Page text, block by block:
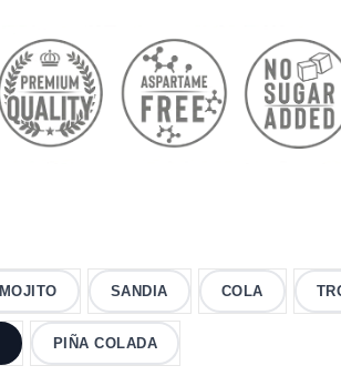
MOJITO SANDIA COLA
PIÑA COLADA